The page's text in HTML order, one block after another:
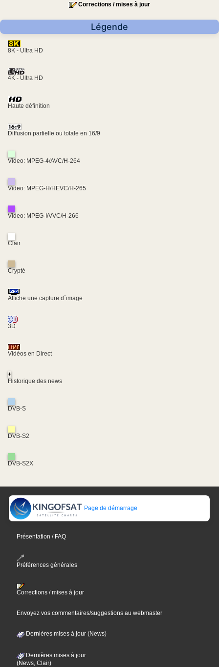
Corrections / mises à jour
Légende
8K - Ultra HD
4K - Ultra HD
Haute définition
Diffusion partielle ou totale en 16/9
Video: MPEG-4/AVC/H-264
Video: MPEG-H/HEVC/H-265
Video: MPEG-I/VVC/H-266
Clair
Crypté
Affiche une capture d´image
3D
Vidéos en Direct
+
Historique des news
DVB-S
DVB-S2
DVB-S2X
Page de démarrage
Présentation / FAQ
Préférences générales
Corrections / mises à jour
Envoyez vos commentaires/suggestions au webmaster
Dernières mises à jour (News)
Dernières mises à jour
(News, Clair)